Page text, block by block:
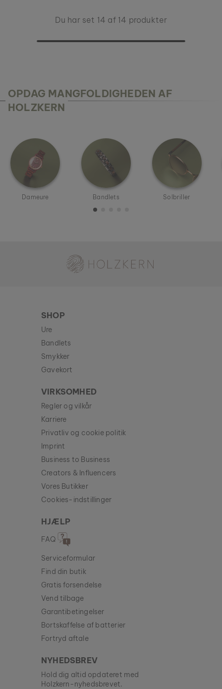
Du har set 14 af 14 produkter
OPDAG MANGFOLDIGHEDEN AF
HOLZKERN
Dameure Bandlets Solbriller
SHOP
Ure
Bandlets
Smykker
Gavekort
VIRKSOMHED
Regler og vilkår
Karriere
Privatliv og cookie politik
Imprint
Business to Business
Creators & Influencers
Vores Butikker
Cookies-indstillinger
HJÆLP
FAQ
Serviceformular
Find din butik
Gratis forsendelse
Vend tilbage
Garantibetingelser
Bortskaffelse af batterier
Fortryd aftale
NYHEDSBREV
Hold dig altid opdateret med
Holzkern-nyhedsbrevet.